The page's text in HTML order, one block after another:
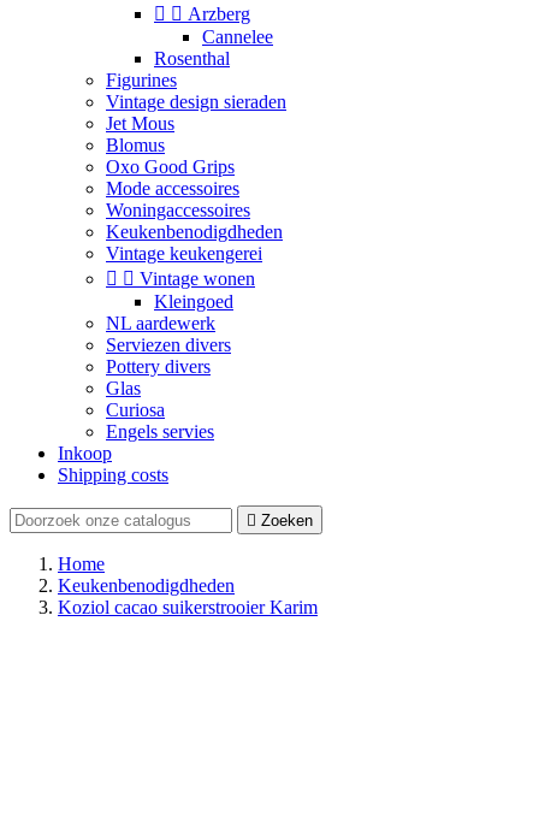
  Arzberg
Cannelee
Rosenthal
Figurines
Vintage design sieraden
Jet Mous
Blomus
Oxo Good Grips
Mode accessoires
Woningaccessoires
Keukenbenodigdheden
Vintage keukengerei
  Vintage wonen
Kleingoed
NL aardewerk
Serviezen divers
Pottery divers
Glas
Curiosa
Engels servies
Inkoop
Shipping costs
 Zoeken
Home
Keukenbenodigdheden
Koziol cacao suikerstrooier Karim